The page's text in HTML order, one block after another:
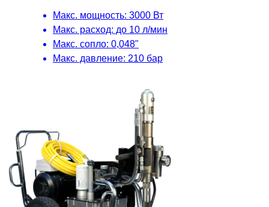
Макс. мощность: 3000 Вт
Макс. расход: до 10 л/мин
Макс. сопло: 0,048"
Макс. давление: 210 бар